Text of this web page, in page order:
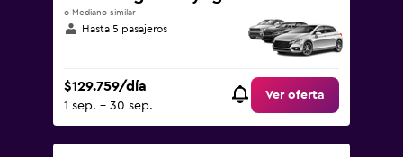
o Mediano similar
Hasta 5 pasajeros
$129.759/día
1 sep. - 30 sep.
Ver oferta